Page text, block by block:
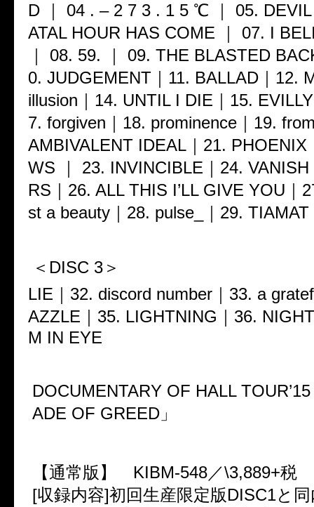
D ｜ 04 . – 2 7 3 . 1 5 ℃ ｜ 05.
ATAL HOUR HAS COME ｜ 07. I
｜ 08. 59. ｜ 09. THE BLASTED
0. JUDGEMENT｜11. BALLAD｜12.
illusion｜14. UNTIL I DIE｜15.
7. forgiven｜18. prominence｜19.
AMBIVALENT IDEAL｜21. PHOENIX
WS ｜ 23. INVINCIBLE｜24.
RS｜26. ALL THIS I’LL GIVE YOU｜
st a beauty｜28. pulse_｜29.
＜DISC 3＞
LIE｜32. discord number｜33. a
AZZLE｜35. LIGHTNING｜36.
M IN EYE
DOCUMENTARY OF HALL
ADE OF GREED」
【通常版】 KIBM-548／\3,889+税
[収録内容]初回生産限定版DISC1と